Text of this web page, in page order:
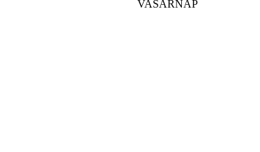
VASÁRNAP